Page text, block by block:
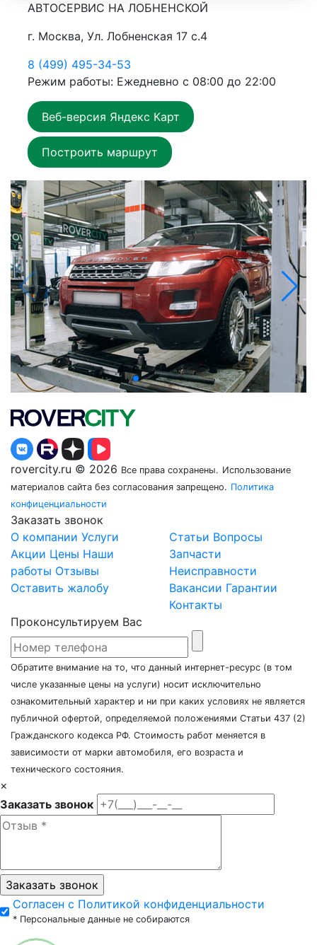
АВТОСЕРВИС НА ЛОБНЕНСКОЙ
г. Москва, Ул. Лобненская 17 с.4
8 (499) 495-34-53
Режим работы: Ежедневно с 08:00 до 22:00
Веб-версия Яндекс Карт
Построить маршрут
rovercity.ru © 2026 Все права сохранены. Использование
материалов сайта без согласования запрещено. Политика
конфиценциальности
Заказать звонок
О компании Услуги
Акции Цены Наши
работы Отзывы
Оставить жалобу
Статьи Вопросы
Запчасти
Неисправности
Вакансии Гарантии
Контакты
Проконсультируем Вас
Обратите внимание на то, что данный интернет-ресурс (в том
числе указанные цены на услуги) носит исключительно
ознакомительный характер и ни при каких условиях не является
публичной офертой, определяемой положениями Статьи 437 (2)
Гражданского кодекса РФ. Стоимость работ меняется в
зависимости от марки автомобиля, его возраста и
технического состояния.
×
Заказать звонок
Согласен с Политикой конфиденциальности
* Персональные данные не собираются